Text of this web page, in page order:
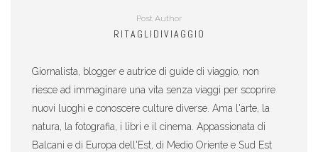
Post Author
RITAGLIDIVIAGGIO
Giornalista, blogger e autrice di guide di viaggio, non
riesce ad immaginare una vita senza viaggi per scoprire
nuovi luoghi e conoscere culture diverse. Ama l'arte, la
natura, la fotografia, i libri e il cinema. Appassionata di
Balcani e di Europa dell'Est, di Medio Oriente e Sud Est